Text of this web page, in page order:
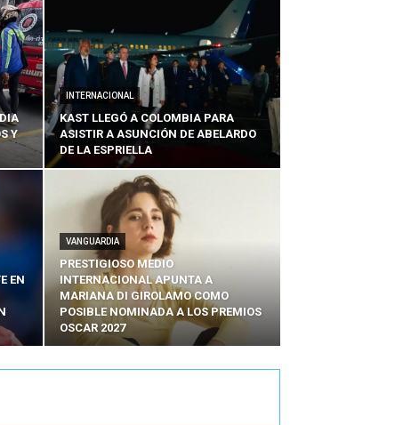
Y
INTERNACIONAL
KAST LLEGÓ A COLOMBIA PARA
ASISTIR A ASUNCIÓN DE ABELARDO
DE LA ESPRIELLA
EN
VANGUARDIA
PRESTIGIOSO MEDIO
INTERNACIONAL APUNTA A
MARIANA DI GIROLAMO COMO
POSIBLE NOMINADA A LOS PREMIOS
OSCAR 2027